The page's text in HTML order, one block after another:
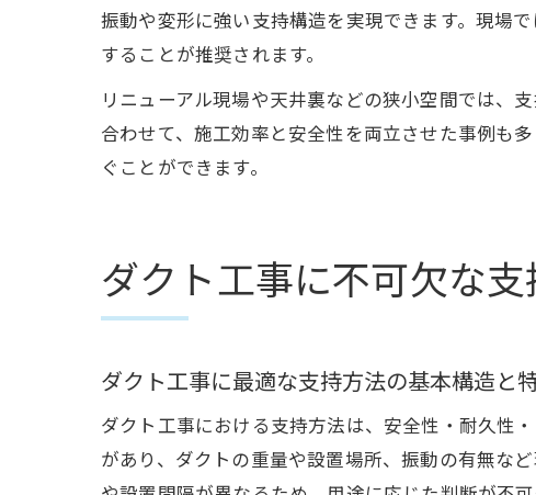
振動や変形に強い支持構造を実現できます。現場
することが推奨されます。
リニューアル現場や天井裏などの狭小空間では、
合わせて、施工効率と安全性を両立させた事例も
ぐことができます。
ダクト工事に不可欠な
ダクト工事に最適な支持方法の基本構造と
ダクト工事における支持方法は、安全性・耐久性
があり、ダクトの重量や設置場所、振動の有無な